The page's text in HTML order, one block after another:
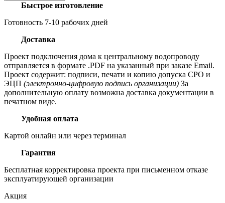
Быстрое изготовление
Готовность 7-10 рабочих дней
Доставка
Проект подключения дома к центральному водопроводу
отправляется в формате .PDF на указанный при заказе Email.
Проект содержит: подписи, печати и копию допуска СРО и
ЭЦП (электронно-цифровую подпись организации) За
дополнительную оплату возможна доставка документации в
печатном виде.
Удобная оплата
Картой онлайн или через терминал
Гарантия
Бесплатная корректировка проекта при письменном отказе
эксплуатирующей организации
Акция